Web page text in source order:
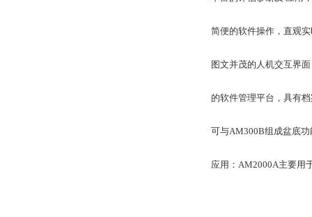
简便的软件操作，直观
图文并茂的人机交互界
的软件管理平台，具有
可与AM300B组成盆底
应用：AM2000A主要用